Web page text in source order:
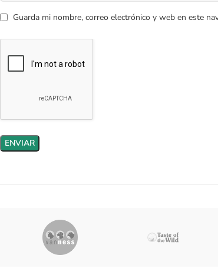
Guarda mi nombre, correo electrónico y web en este